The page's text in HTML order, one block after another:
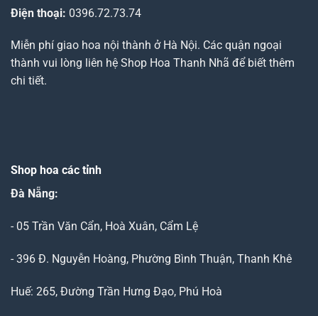
Điện thoại: 0396.72.73.74
Miễn phí giao hoa nội thành ở Hà Nội. Các quận ngoại
thành vui lòng liên hệ Shop Hoa Thanh Nhã để biết thêm
chi tiết.
Shop hoa các tỉnh
Đà Nẵng:
- 05 Trần Văn Cẩn, Hoà Xuân, Cẩm Lệ
- 396 Đ. Nguyễn Hoàng, Phường Bình Thuận, Thanh Khê
Huế: 265, Đường Trần Hưng Đạo, Phú Hoà